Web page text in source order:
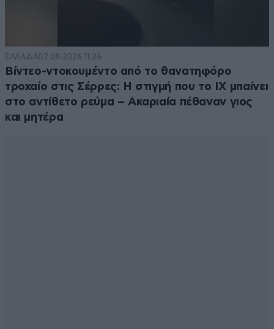
ΕΛΛΑΔΑ07·08·2026 11:26
Βίντεο-ντοκουμέντο από το θανατηφόρο
τροχαίο στις Σέρρες: Η στιγμή που το ΙΧ μπαίνει
στο αντίθετο ρεύμα – Ακαριαία πέθαναν γιος
και μητέρα